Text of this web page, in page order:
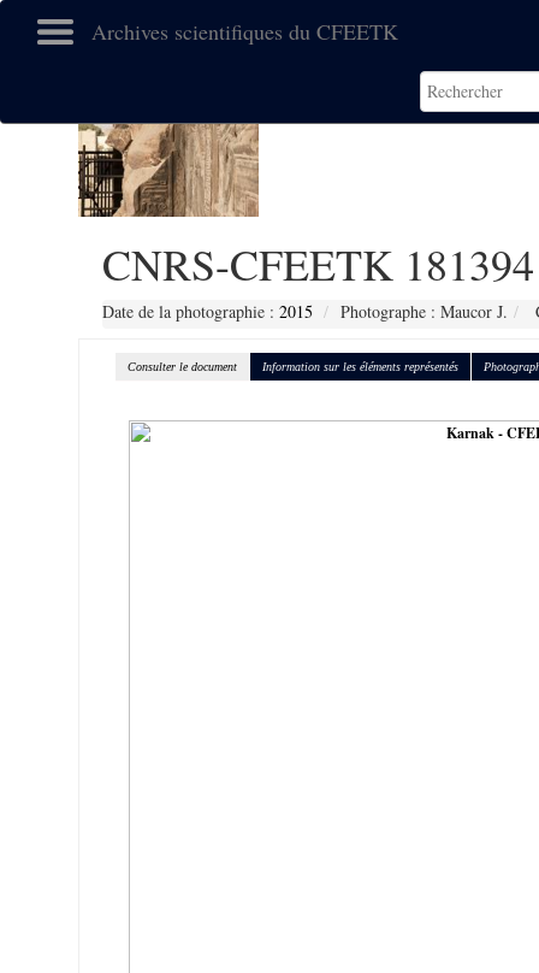
Archives scientifiques du CFEETK
CNRS-CFEETK 181394
Date de la photographie : 2015 Photographe : Maucor J.
Consulter le document Information sur les éléments représentés